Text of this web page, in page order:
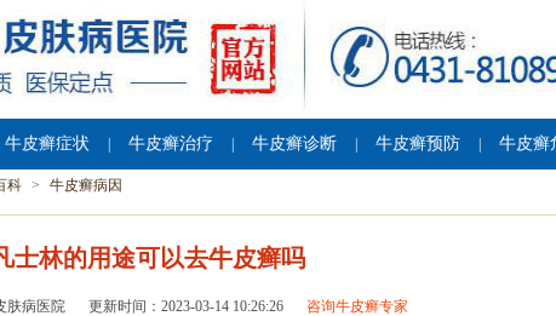
牛皮癣症状 牛皮癣治疗 牛皮癣诊断 牛皮癣预防 牛皮癣
科 > 牛皮癣病因
士林的用途可以去牛皮癣吗
肤病医院 更新时间：2023-03-14 10:26:26 咨询牛皮癣专家